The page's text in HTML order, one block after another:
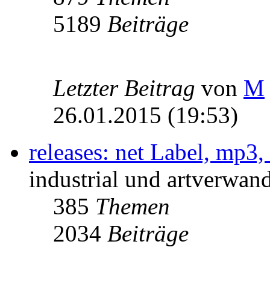
5189 Beiträge
Letzter Beitrag von M
26.01.2015 (19:53)
releases: net Label,
industrial und
385 Themen
2034 Beiträge